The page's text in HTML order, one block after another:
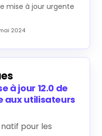
mise à jour urgente
2024
à jour 12.0 de
aux utilisateurs
pour les